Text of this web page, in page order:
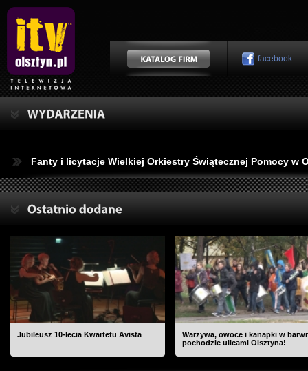
facebook
Fanty i licytacje Wielkiej Orkiestry Świątecznej Pomocy w
Jubileusz 10-lecia Kwartetu Avista
Warzywa, owoce i kanapki w
pochodzie ulicami Olsztyna!